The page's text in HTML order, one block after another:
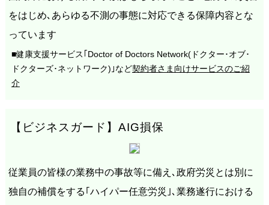
をはじめ､あらゆる不測の事態に対応できる保障内容とな
っています
■健康支援サービス｢Doctor of Doctors Network(ドクター･オブ･
ドクターズ･ネットワーク)｣など契約者さま向けサービスのご紹
介
【ビジネスガード】AIG損保
従業員の皆様の業務中の事故等に備え､政府労災とは別に
独自の補償をする｢ハイパー任意労災｣､業務遂行における